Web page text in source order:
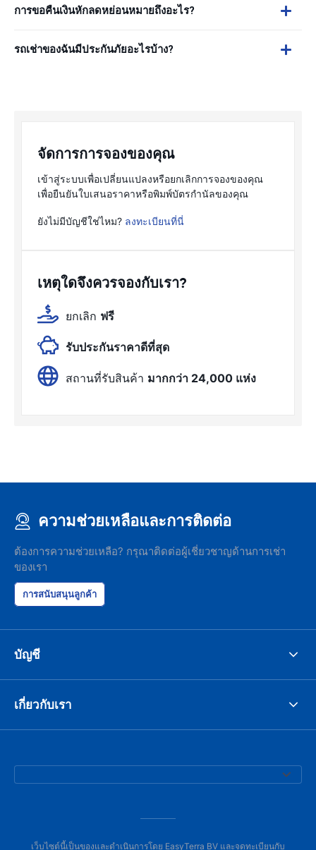
การขอคืนเงินหักลดหย่อนหมายถึงอะไร?
รถเช่าของฉันมีประกันภัยอะไรบ้าง?
จัดการการจองของคุณ
เข้าสู่ระบบเพื่อเปลี่ยนแปลงหรือยกเลิกการจองของคุณ
เพื่อยืนยันใบเสนอราคาหรือพิมพ์บัตรกำนัลของคุณ
ยังไม่มีบัญชีใช่ไหม? ลงทะเบียนที่นี่
เหตุใดจึงควรจองกับเรา?
ยกเลิก ฟรี
รับประกันราคาดีที่สุด
สถานที่รับสินค้า มากกว่า 24,000 แห่ง
ความช่วยเหลือและการติดต่อ
ต้องการความช่วยเหลือ? กรุณาติดต่อผู้เชี่ยวชาญด้านการเช่า
ของเรา
การสนับสนุนลูกค้า
บัญชี
เกี่ยวกับเรา
เว็บไซต์นี้เป็นของและดำเนินการโดย EasyTerra BV และจดทะเบียนกับ